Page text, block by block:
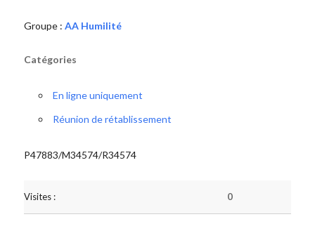
Groupe : AA Humilité
Catégories
En ligne uniquement
Réunion de rétablissement
P47883/M34574/R34574
Visites : 0